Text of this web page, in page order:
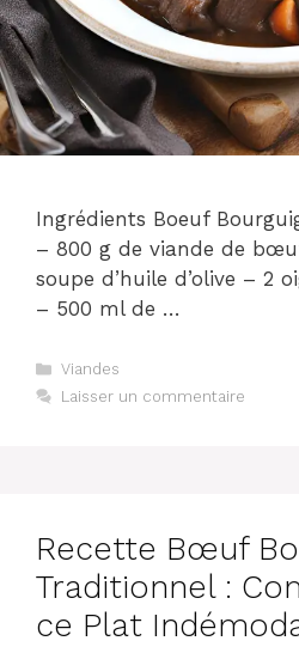
Ingrédients Boeuf
– 800 g de viande de
soupe d’huile d’olive – 2
– 500 ml de …
Catégories
Viandes
Laisser un commentaire
Recette Bœuf
Traditionnel :
ce Plat